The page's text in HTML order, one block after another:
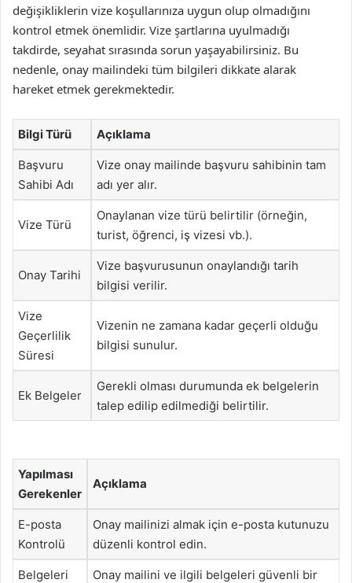
değişikliklerin vize koşullarınıza uygun olup olmadığını
kontrol etmek önemlidir. Vize şartlarına uyulmadığı
takdirde, seyahat sırasında sorun yaşayabilirsiniz. Bu
nedenle, onay mailindeki tüm bilgileri dikkate alarak
hareket etmek gerekmektedir.
Bilgi Türü Açıklama
Başvuru
Sahibi Adı
Vize onay mailinde başvuru sahibinin tam
adı yer alır.
Vize Türü
Onaylanan vize türü belirtilir (örneğin,
turist, öğrenci, iş vizesi vb.).
Onay Tarihi
Vize başvurusunun onaylandığı tarih
bilgisi verilir.
Vize
Geçerlilik
Süresi
Vizenin ne zamana kadar geçerli olduğu
bilgisi sunulur.
Ek Belgeler
Gerekli olması durumunda ek belgelerin
talep edilip edilmediği belirtilir.
Yapılması
Gerekenler
Açıklama
E-posta
Kontrolü
Onay mailinizi almak için e-posta kutunuzu
düzenli kontrol edin.
Belgeleri
Onay mailini ve ilgili belgeleri güvenli bir